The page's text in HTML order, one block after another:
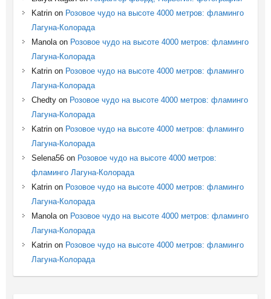
Katrinon Розовое чудо на высоте 4000 метров: фламинго
Лагуна-Колорада
Manolaon Розовое чудо на высоте 4000 метров: фламинго
Лагуна-Колорада
Katrinon Розовое чудо на высоте 4000 метров: фламинго
Лагуна-Колорада
Chedtyon Розовое чудо на высоте 4000 метров: фламинго
Лагуна-Колорада
Katrinon Розовое чудо на высоте 4000 метров: фламинго
Лагуна-Колорада
Selena56on Розовое чудо на высоте 4000 метров:
фламинго Лагуна-Колорада
Katrinon Розовое чудо на высоте 4000 метров: фламинго
Лагуна-Колорада
Manolaon Розовое чудо на высоте 4000 метров: фламинго
Лагуна-Колорада
Katrinon Розовое чудо на высоте 4000 метров: фламинго
Лагуна-Колорада